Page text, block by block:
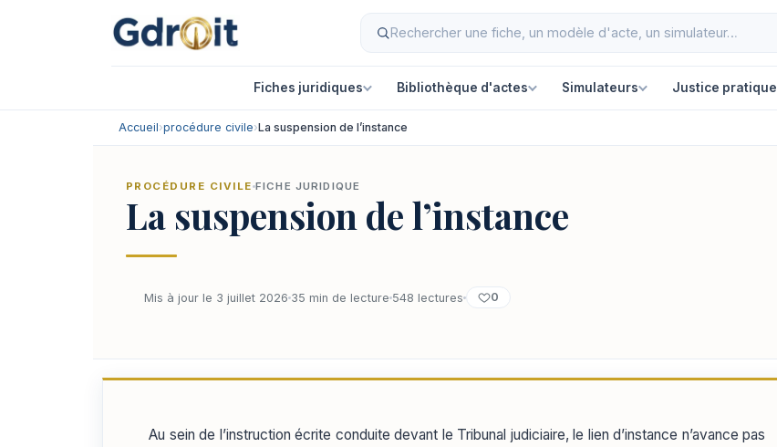
Fiches juridiques Bibliothèque d'actes Simulateurs Justice pratique
Accueil›procédure civile›La suspension de l’instance
PROCÉDURE CIVILE FICHE JURIDIQUE
La suspension de l’instance
Mis à jour le 3 juillet 2026 35 min de lecture 548 lectures 0
Au sein de l’instruction écrite conduite devant le Tribunal judiciaire, le lien d’instance n’avance pas